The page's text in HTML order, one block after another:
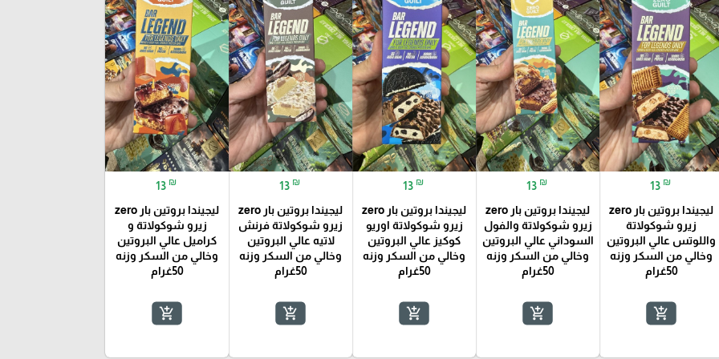
13 ₪
ليجيندا بروتين بار zero
زيرو شوكولاتة
واللوتس عالي البروتين
وخالي من السكر وزنه
50غرام
add_shopping_cart
13 ₪
ليجيندا بروتين بار zero
زيرو شوكولاتة والفول
السوداني عالي البروتين
وخالي من السكر وزنه
50غرام
add_shopping_cart
13 ₪
ليجيندا بروتين بار zero
زيرو شوكولاتة اوريو
كوكيز عالي البروتين
وخالي من السكر وزنه
50غرام
add_shopping_cart
13 ₪
ليجيندا بروتين بار zero
زيرو شوكولاتة فرنش
لاتيه عالي البروتين
وخالي من السكر وزنه
50غرام
add_shopping_cart
13 ₪
ليجيندا بروتين بار zero
زيرو شوكولاتة و
كراميل عالي البروتين
وخالي من السكر وزنه
50غرام
add_shopping_cart